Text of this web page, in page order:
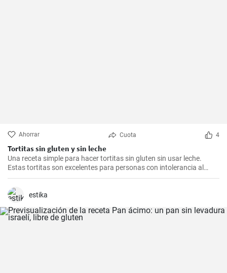
Ahorrar Cuota 4
Tortitas sin gluten y sin leche
Una receta simple para hacer tortitas sin gluten sin usar leche.
Estas tortitas son excelentes para personas con intolerancia al
gluten o la lactosa.
estika